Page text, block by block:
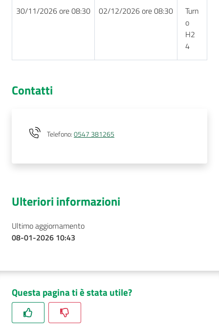
30/11/2026 ore 08:30 02/12/2026 ore 08:30
Turn
o
H2
4
Contatti
Telefono:0547 381265
Ulteriori informazioni
Ultimo aggiornamento
08-01-2026 10:43
Questa pagina ti è stata utile?